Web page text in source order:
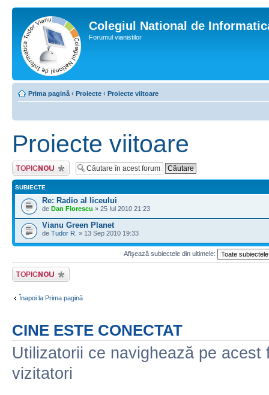
Colegiul National de
Forumul vianistilor
Prima pagină ‹ Proiecte ‹ Proiecte viitoare
Proiecte viitoare
Scrie un subiect
nou
SUBIECTE
Re: Radio al liceului
de Dan Florescu » 25 Iul 2010 21:23
Vianu Green Planet
de Tudor R. » 13 Sep 2010 19:33
Afişează subiectele din ultimele:
Scrie un subiect
nou
Înapoi la Prima pagină
CINE ESTE CONECTAT
Utilizatorii ce navighează pe
vizitatori